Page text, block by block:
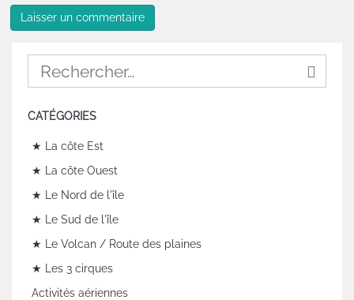
CATÉGORIES
★ La côte Est
★ La côte Ouest
★ Le Nord de l'île
★ Le Sud de l'île
★ Le Volcan / Route des plaines
★ Les 3 cirques
Activités aériennes